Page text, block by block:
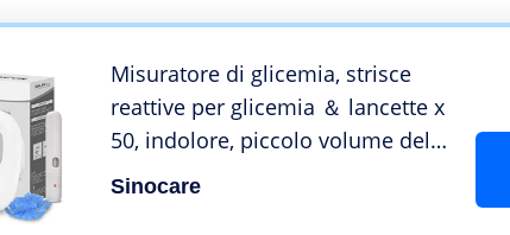
Misuratore di glicemia, strisce
reattive per glicemia ＆ lancette x
50, indolore, piccolo volume del
campione (0,6 μl), avviso
Sinocare